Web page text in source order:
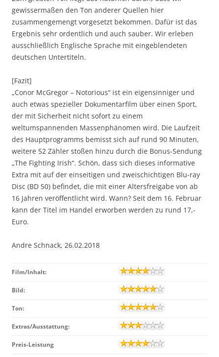
gewissermaßen den Ton anderer Quellen hier
zusammengemengt vorgesetzt bekommen. Dafür ist das
Ergebnis sehr ordentlich und auch sauber. Wir erleben
ausschließlich Englische Sprache mit eingeblendeten
deutschen Untertiteln.
[Fazit]
„Conor McGregor – Notorious“ ist ein eigensinniger und
auch etwas spezieller Dokumentarfilm über einen Sport,
der mit Sicherheit nicht sofort zu einem
weltumspannenden Massenphänomen wird. Die Laufzeit
des Hauptprogramms bemisst sich auf rund 90 Minuten,
weitere 52 Zähler stoßen hinzu durch die Bonus-Sendung
„The Fighting Irish“. Schön, dass sich dieses informative
Extra mit auf der einseitigen und zweischichtigen Blu-ray
Disc (BD 50) befindet, die mit einer Altersfreigabe von ab
16 Jahren veröffentlicht wird. Wann? Seit dem 16. Februar
kann der Titel im Handel erworben werden zu rund 17,-
Euro.
Andre Schnack, 26.02.2018
Film/Inhalt:
Bild:
Ton:
Extras/Ausstattung:
Preis-Leistung